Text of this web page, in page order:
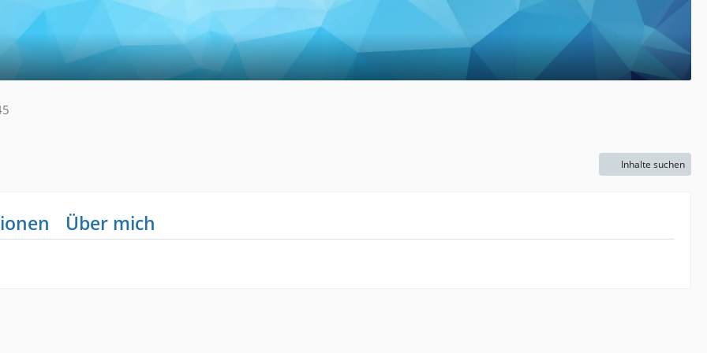
Inhalte suchen
Über mich